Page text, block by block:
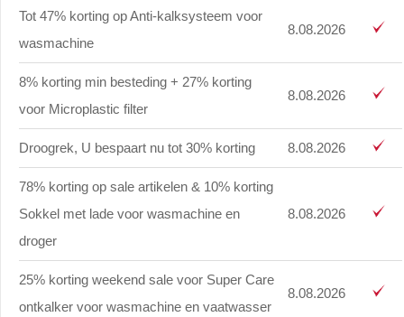
Tot 47% korting op Anti-kalksysteem voor
wasmachine
8.08.2026
8% korting min besteding + 27% korting
voor Microplastic filter
8.08.2026
Droogrek, U bespaart nu tot 30% korting 8.08.2026
78% korting op sale artikelen & 10% korting
Sokkel met lade voor wasmachine en
droger
8.08.2026
25% korting weekend sale voor Super Care
ontkalker voor wasmachine en vaatwasser
8.08.2026